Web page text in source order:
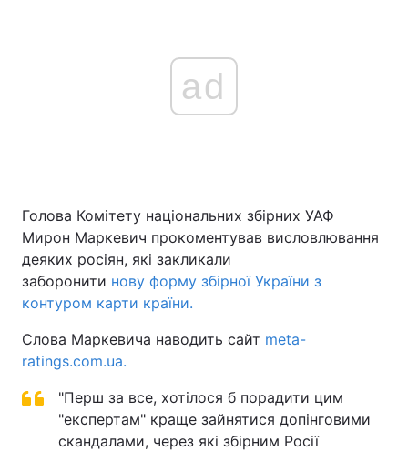
ad
Голова Комітету національних збірних УАФ
Мирон Маркевич прокоментував висловлювання
деяких росіян, які закликали
заборонити нову форму збірної України з
контуром карти країни.
Слова Маркевича наводить сайт meta-
ratings.com.ua.
"Перш за все, хотілося б порадити цим
"експертам" краще зайнятися допінговими
скандалами, через які збірним Росії